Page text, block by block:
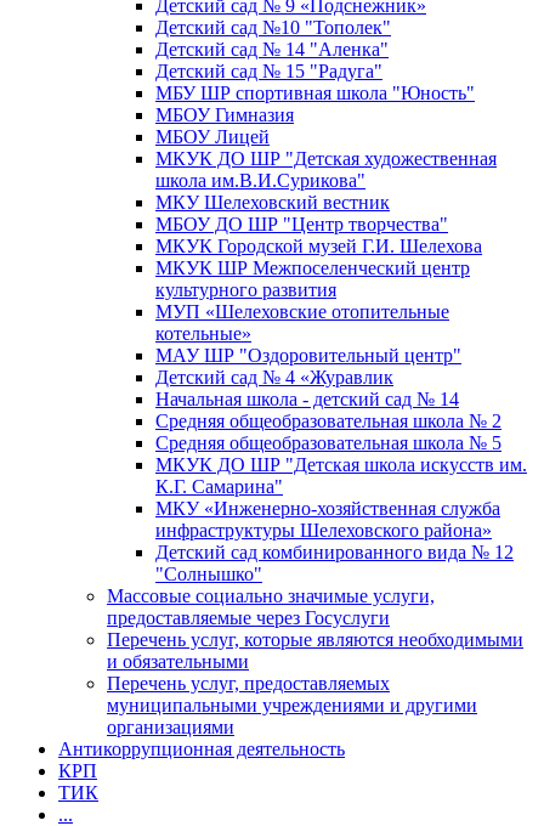
Детский сад № 9 «Подснежник»
Детский сад №10 "Тополек"
Детский сад № 14 "Аленка"
Детский сад № 15 "Радуга"
МБУ ШР спортивная школа "Юность"
МБОУ Гимназия
МБОУ Лицей
МКУК ДО ШР "Детская художественная
школа им.В.И.Сурикова"
МКУ Шелеховский вестник
МБОУ ДО ШР "Центр творчества"
МКУК Городской музей Г.И. Шелехова
МКУК ШР Межпоселенческий центр
культурного развития
МУП «Шелеховские отопительные
котельные»
МАУ ШР "Оздоровительный центр"
Детский сад № 4 «Журавлик
Начальная школа - детский сад № 14
Средняя общеобразовательная школа № 2
Средняя общеобразовательная школа № 5
МКУК ДО ШР "Детская школа искусств им.
К.Г. Самарина"
МКУ «Инженерно-хозяйственная служба
инфраструктуры Шелеховского района»
Детский сад комбинированного вида № 12
"Солнышко"
Массовые социально значимые услуги,
предоставляемые через Госуслуги
Перечень услуг, которые являются необходимыми
и обязательными
Перечень услуг, предоставляемых
муниципальными учреждениями и другими
организациями
Антикоррупционная деятельность
КРП
ТИК
...